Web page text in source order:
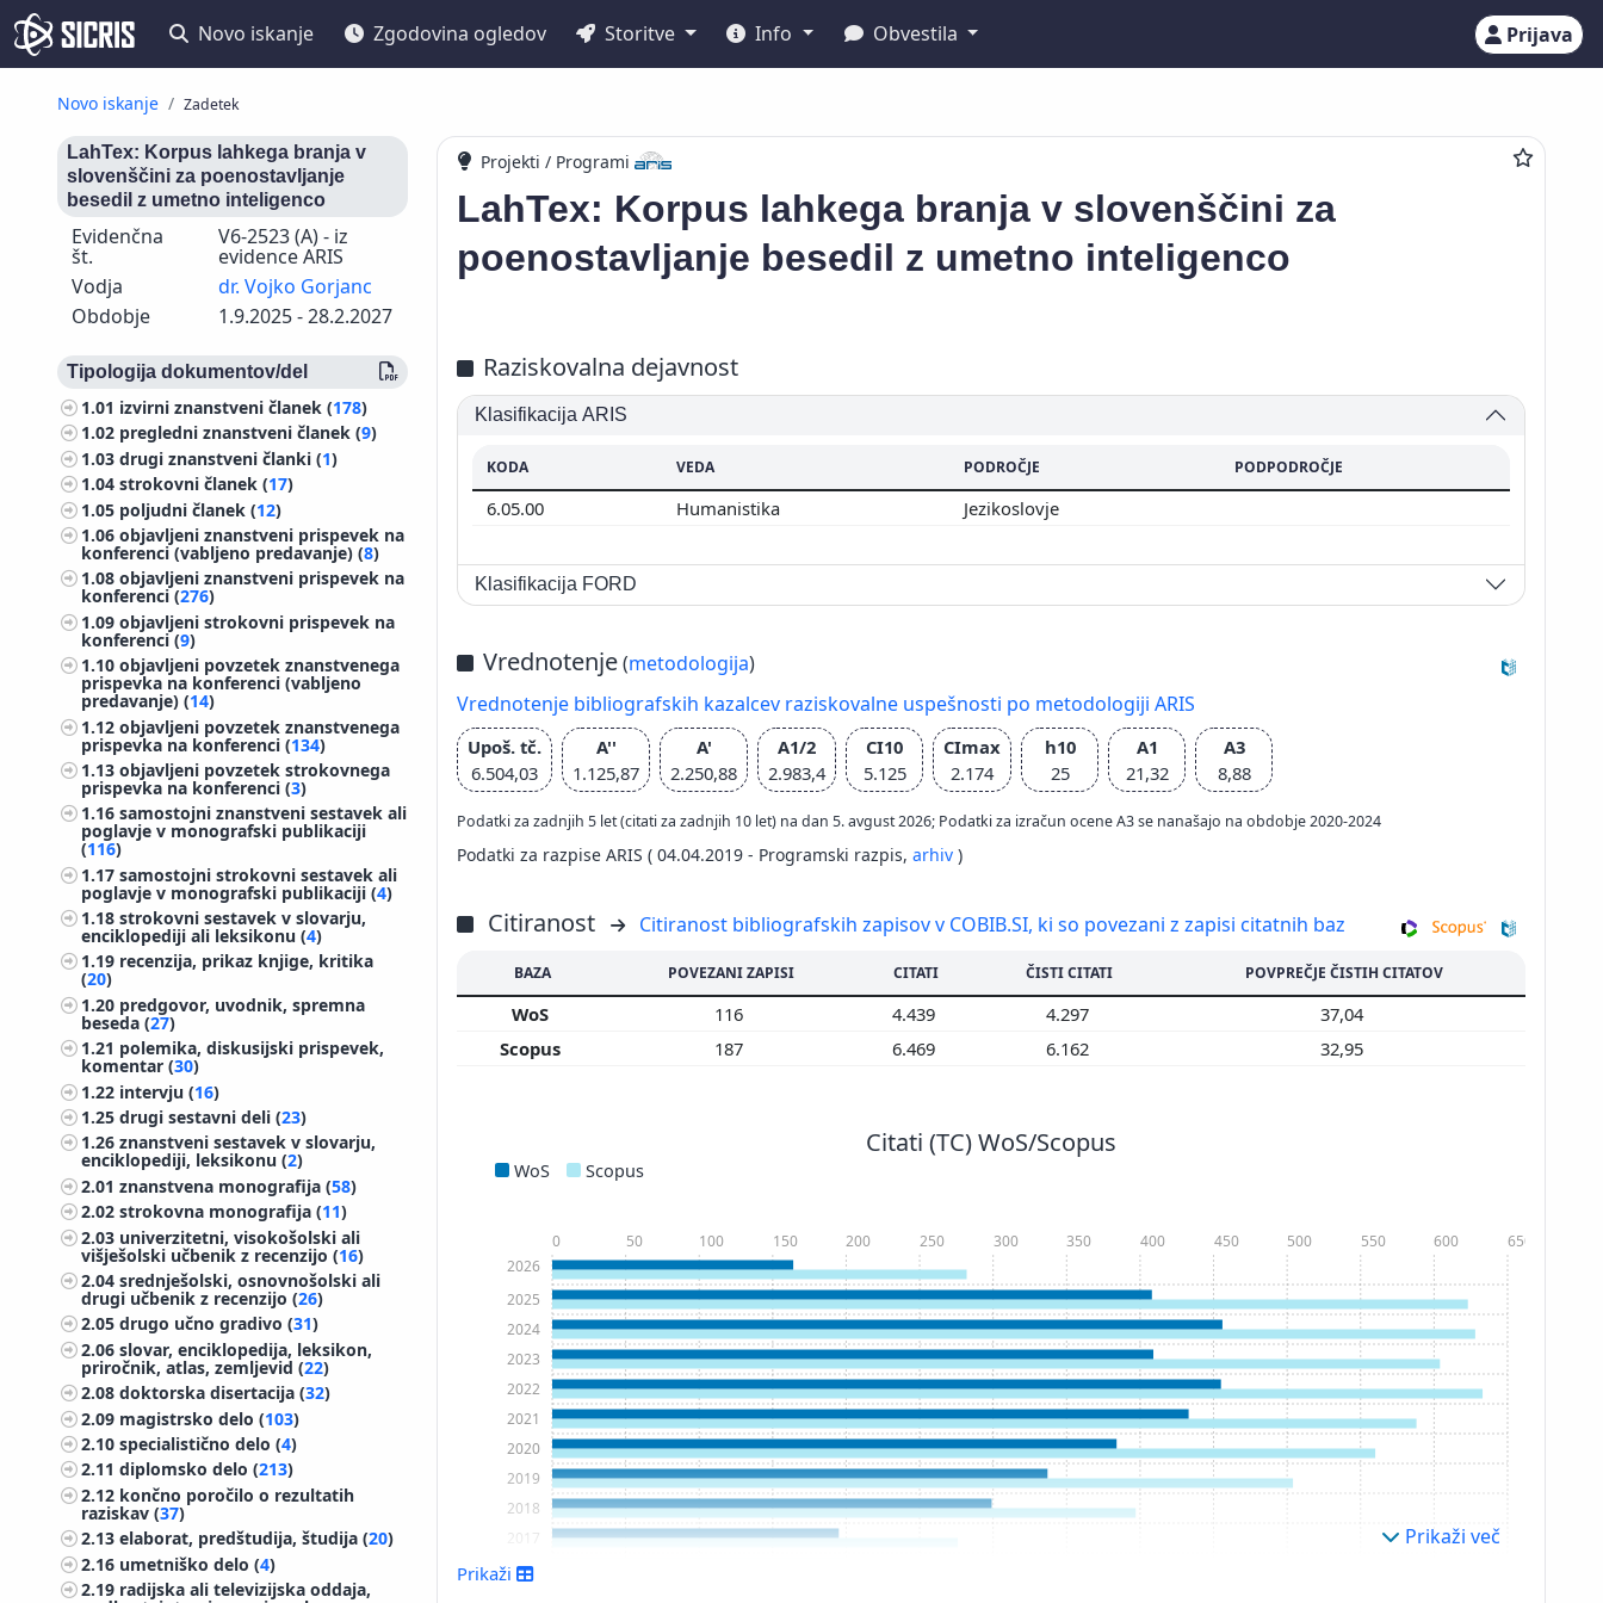
Novo iskanje Zgodovina ogledov Storitve Info Obvestila Prijava
Novo iskanje Zadetek
LahTex: Korpus lahkega branja v
slovenščini za poenostavljanje
besedil z umetno inteligenco
Evidenčna
št.
V6-2523 (A) - iz
evidence ARIS
Vodja
dr. Vojko Gorjanc
Obdobje
1.9.2025 - 28.2.2027
Tipologija dokumentov/del
1.01 izvirni znanstveni članek (178)
1.02 pregledni znanstveni članek (9)
1.03drugi znanstveni članki (1)
1.04strokovni članek (17)
1.05 poljudni članek (12)
1.06objavljeni znanstveni prispevek na
konferenci (vabljeno predavanje) (8)
1.08objavljeni znanstveni prispevek na
konferenci (276)
1.09objavljeni strokovni prispevek na
konferenci (9)
1.10objavljeni povzetek znanstvenega
prispevka na konferenci (vabljeno
predavanje) (14)
1.12objavljeni povzetek znanstvenega
prispevka na konferenci (134)
1.13objavljeni povzetek strokovnega
prispevka na konferenci (3)
1.16samostojni znanstveni sestavek ali
poglavje v monografski publikaciji
(116)
1.17samostojni strokovni sestavek ali
poglavje v monografski publikaciji (4)
1.18strokovni sestavek v slovarju,
enciklopediji ali leksikonu (4)
1.19 recenzija, prikaz knjige, kritika
(20)
1.20 predgovor, uvodnik, spremna
beseda (27)
1.21 polemika, diskusijski prispevek,
komentar (30)
1.22 intervju (16)
1.25drugi sestavni deli (23)
1.26znanstveni sestavek v slovarju,
enciklopediji, leksikonu (2)
2.01znanstvena monografija (58)
2.02strokovna monografija (11)
2.03 univerzitetni, visokošolski ali
višješolski učbenik z recenzijo (16)
2.04srednješolski, osnovnošolski ali
drugi učbenik z recenzijo (26)
2.05drugo učno gradivo (31)
2.06slovar, enciklopedija, leksikon,
priročnik, atlas, zemljevid (22)
2.08doktorska disertacija (32)
2.09 magistrsko delo (103)
2.10specialistično delo (4)
2.11diplomsko delo (213)
2.12 končno poročilo o rezultatih
raziskav (37)
2.13elaborat, predštudija, študija (20)
2.16 umetniško delo (4)
2.19 radijska ali televizijska oddaja,
Projekti / Programi
LahTex: Korpus lahkega branja v slovenščini za
poenostavljanje besedil z umetno inteligenco
Raziskovalna dejavnost
Klasifikacija ARIS
KODA VEDA PODROČJE PODPODROČJE
6.05.00 Humanistika Jezikoslovje
Klasifikacija FORD
Vrednotenje(metodologija)
Vrednotenje bibliografskih kazalcev raziskovalne uspešnosti po metodologiji ARIS
Upoš. tč.
6.504,03
A''
1.125,87
A'
2.250,88
A1/2
2.983,4
CI10
5.125
CImax
2.174
h10
25
A1
21,32
A3
8,88
Podatki za zadnjih 5 let (citati za zadnjih 10 let) na dan 5. avgust 2026; Podatki za izračun ocene A3 se nanašajo na obdobje 2020-2024
Podatki za razpise ARIS ( 04.04.2019 - Programski razpis, arhiv )
Citiranost Citiranost bibliografskih zapisov v COBIB.SI, ki so povezani z zapisi citatnih baz
BAZA POVEZANI ZAPISI CITATI ČISTI CITATI POVPREČJE ČISTIH CITATOV
WoS 116 4.439 4.297
37,04
Scopus
187 6.469 6.162 32,95
Citati (TC) WoS/Scopus
WoS Scopus
2016
2017
2018
2019
2020
2021
2022
2023
2024
2025
2026
0 50 100 150 200 250 300 350 400 450 500 550 600 650
Prikaži več
Prikaži